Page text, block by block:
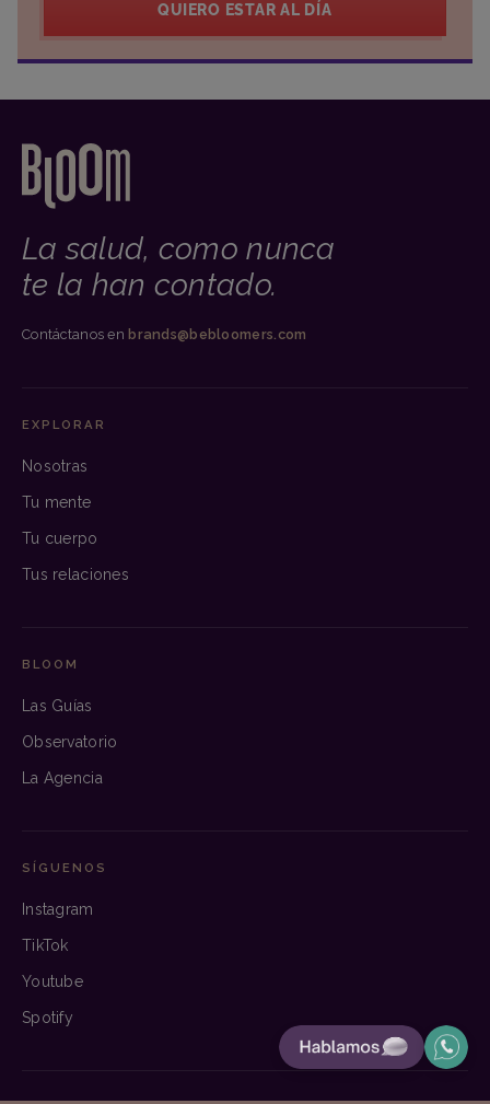
QUIERO ESTAR AL DÍA
La salud, como nunca
te la han contado.
Contáctanos enbrands@bebloomers.com
EXPLORAR
Nosotras
Tu mente
Tu cuerpo
Tus relaciones
BLOOM
Las Guías
Observatorio
La Agencia
SÍGUENOS
Instagram
TikTok
Youtube
Spotify